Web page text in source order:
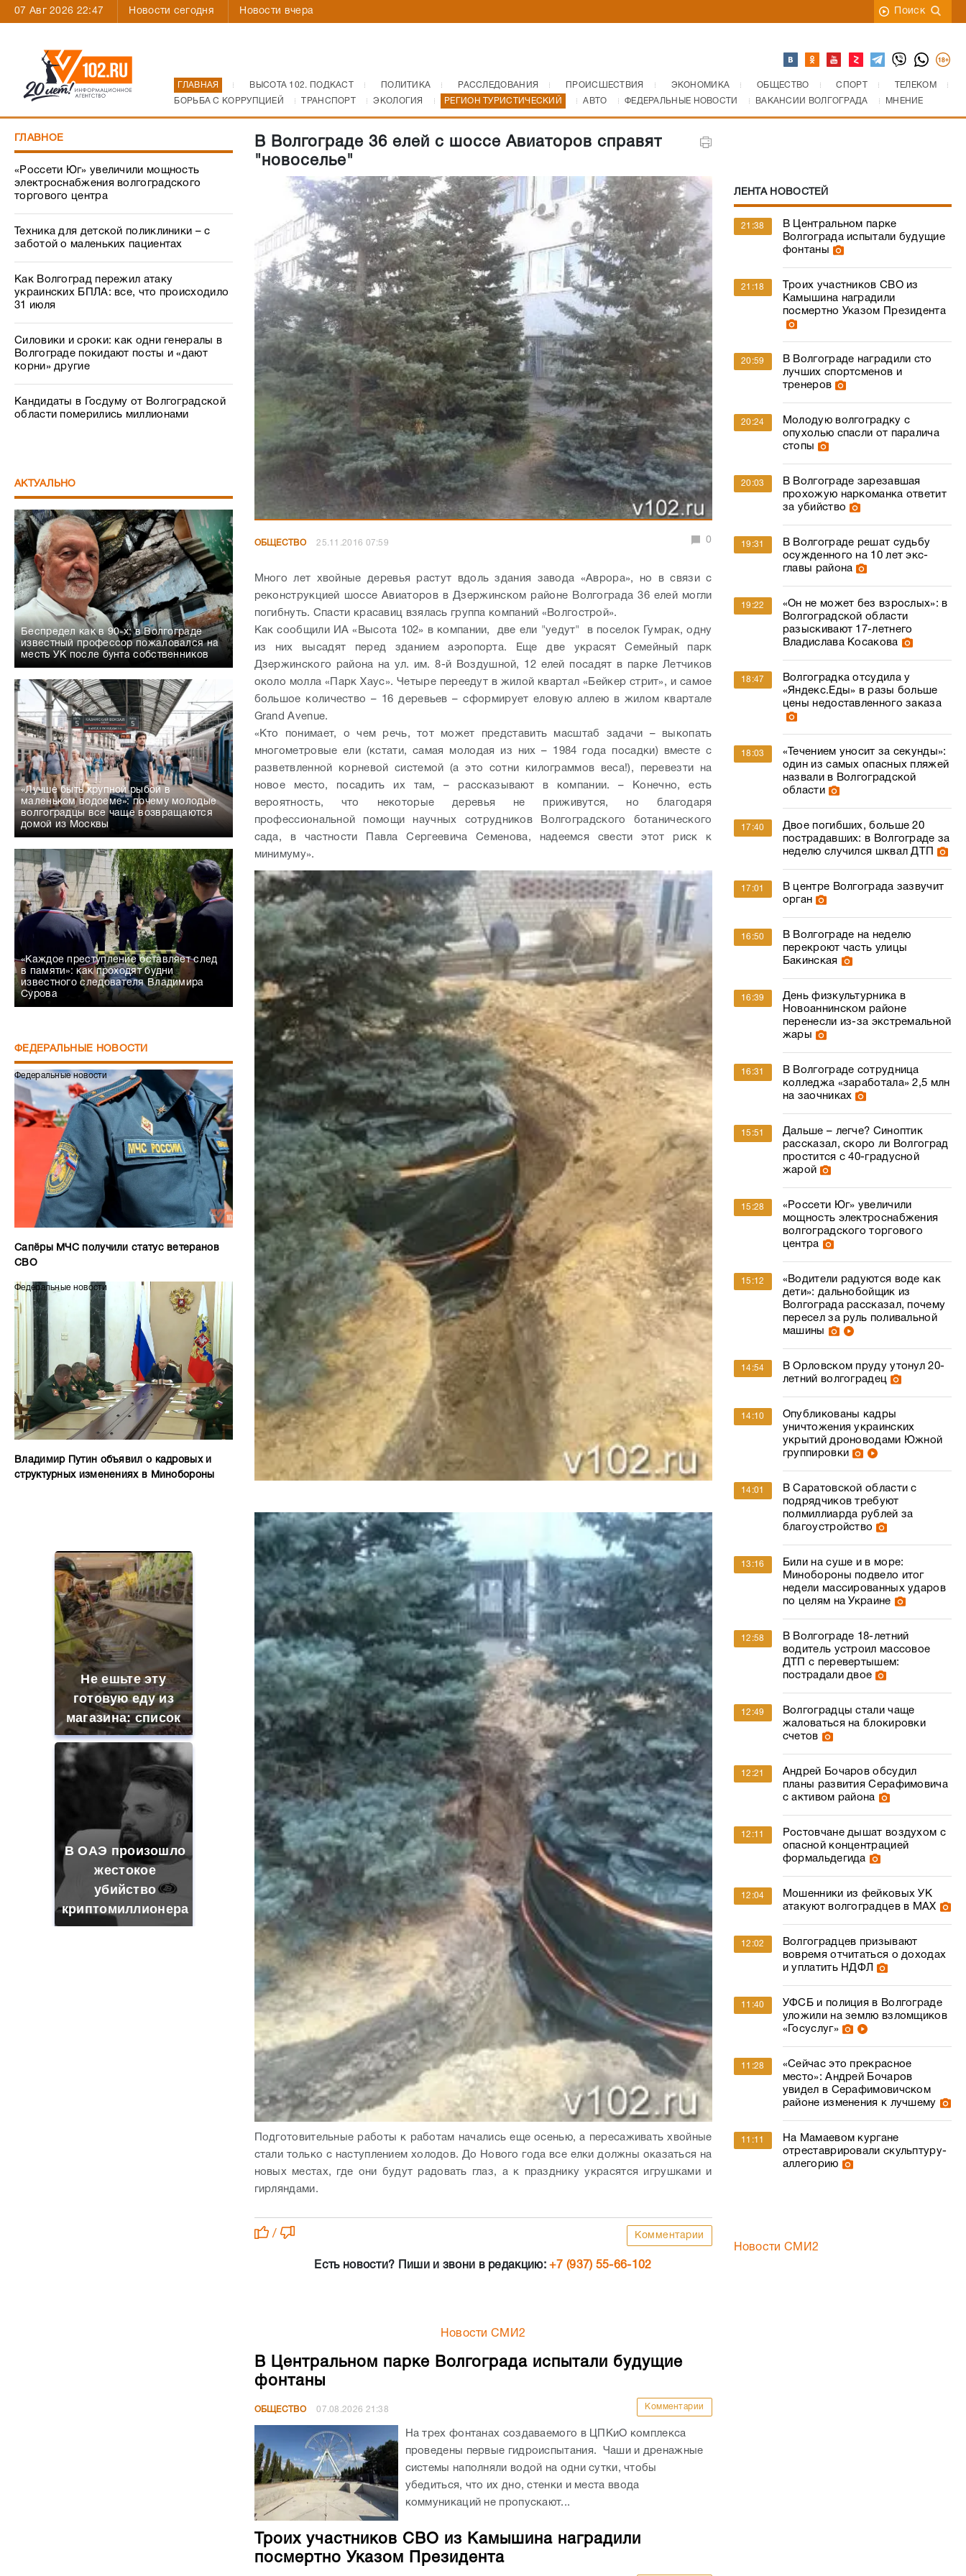
07 Авг 2026 22:47 Новости сегодня Новости вчера Поиск
ГЛАВНАЯ ВЫСОТА 102. ПОДКАСТ ПОЛИТИКА РАССЛЕДОВАНИЯ ПРОИСШЕСТВИЯ ЭКОНОМИКА ОБЩЕСТВО СПОРТ
ТЕЛЕКОМ
БОРЬБА С КОРРУПЦИЕЙ
ТРАНСПОРТ ЭКОЛОГИЯ РЕГИОН ТУРИСТИЧЕСКИЙ АВТО ФЕДЕРАЛЬНЫЕ НОВОСТИ ВАКАНСИИ ВОЛГОГРАДА МНЕНИЕ
ГЛАВНОЕ
«Россети Юг» увеличили мощность
электроснабжения волгоградского
торгового центра
Техника для детской поликлиники – с
заботой о маленьких пациентах
Как Волгоград пережил атаку
украинских БПЛА: все, что происходило
31 июля
Силовики и сроки: как одни генералы в
Волгограде покидают посты и «дают
корни» другие
Кандидаты в Госдуму от Волгоградской
области померились миллионами
АКТУАЛЬНО
Беспредел как в 90-х: в Волгограде
известный профессор пожаловался на
месть УК после бунта собственников
«Лучше быть крупной рыбой в
маленьком водоеме»: почему молодые
волгоградцы все чаще возвращаются
домой из Москвы
«Каждое преступление оставляет след
в памяти»: как проходят будни
известного следователя Владимира
Сурова
ФЕДЕРАЛЬНЫЕ НОВОСТИ
Федеральные новости
Сапёры МЧС получили статус ветеранов
СВО
Федеральные новости
Владимир Путин объявил о кадровых и
структурных изменениях в Минобороны
Не ешьте эту
готовую еду из
магазина: список
В ОАЭ произошло
жестокое
убийство
криптомиллионера
В Волгограде 36 елей с шоссе Авиаторов справят
"новоселье"
ОБЩЕСТВО 25.11.2016 07:59 0
Много лет хвойные деревья растут вдоль здания завода «Аврора», но в связи с
реконструкцией шоссе Авиаторов в Дзержинском районе Волгограда 36 елей могли
погибнуть. Спасти красавиц взялась группа компаний «Волгострой».
Как сообщили ИА «Высота 102» в компании, две ели "уедут" в поселок Гумрак, одну
из них высадят перед зданием аэропорта. Еще две украсят Семейный парк
Дзержинского района на ул. им. 8-й Воздушной, 12 елей посадят в парке Летчиков
около молла «Парк Хаус». Четыре переедут в жилой квартал «Бейкер стрит», и самое
большое количество – 16 деревьев – сформирует еловую аллею в жилом квартале
Grand Avenue.
«Кто понимает, о чем речь, тот может представить масштаб задачи – выкопать
многометровые ели (кстати, самая молодая из них – 1984 года посадки) вместе с
разветвленной корневой системой (а это сотни килограммов веса!), перевезти на
новое место, посадить их там, – рассказывают в компании. – Конечно, есть
вероятность, что некоторые деревья не приживутся, но благодаря
профессиональной помощи научных сотрудников Волгоградского ботанического
сада, в частности Павла Сергеевича Семенова, надеемся свести этот риск к
минимуму».
Подготовительные работы к работам начались еще осенью, а пересаживать хвойные
стали только с наступлением холодов. До Нового года все елки должны оказаться на
новых местах, где они будут радовать глаз, а к празднику украсятся игрушками и
гирляндами.
/ Комментарии
Есть новости? Пиши и звони в редакцию:+7 (937) 55-66-102
Новости СМИ2
В Центральном парке Волгограда испытали будущие
фонтаны
ОБЩЕСТВО 07.08.2026 21:38 Комментарии
На трех фонтанах создаваемого в ЦПКиО комплекса
проведены первые гидроиспытания. Чаши и дренажные
системы наполняли водой на одни сутки, чтобы
убедиться, что их дно, стенки и места ввода
коммуникаций не пропускают...
Троих участников СВО из Камышина наградили
посмертно Указом Президента
ЛЕНТА НОВОСТЕЙ
21:38
В Центральном парке
Волгограда испытали будущие
фонтаны
21:18
Троих участников СВО из
Камышина наградили
посмертно Указом Президента
20:59
В Волгограде наградили сто
лучших спортсменов и
тренеров
20:24
Молодую волгоградку с
опухолью спасли от паралича
стопы
20:03
В Волгограде зарезавшая
прохожую наркоманка ответит
за убийство
19:31
В Волгограде решат судьбу
осужденного на 10 лет экс-
главы района
19:22
«Он не может без взрослых»: в
Волгоградской области
разыскивают 17-летнего
Владислава Косакова
18:47
Волгоградка отсудила у
«Яндекс.Еды» в разы больше
цены недоставленного заказа
18:03
«Течением уносит за секунды»:
один из самых опасных пляжей
назвали в Волгоградской
области
17:40
Двое погибших, больше 20
пострадавших: в Волгограде за
неделю случился шквал ДТП
17:01
В центре Волгограда зазвучит
орган
16:50
В Волгограде на неделю
перекроют часть улицы
Бакинская
16:39
День физкультурника в
Новоаннинском районе
перенесли из-за экстремальной
жары
16:31
В Волгограде сотрудница
колледжа «заработала» 2,5 млн
на заочниках
15:51
Дальше – легче? Синоптик
рассказал, скоро ли Волгоград
простится с 40-градусной
жарой
15:28
«Россети Юг» увеличили
мощность электроснабжения
волгоградского торгового
центра
15:12
«Водители радуются воде как
дети»: дальнобойщик из
Волгограда рассказал, почему
пересел за руль поливальной
машины
14:54
В Орловском пруду утонул 20-
летний волгоградец
14:10
Опубликованы кадры
уничтожения украинских
укрытий дроноводами Южной
группировки
14:01
В Саратовской области с
подрядчиков требуют
полмиллиарда рублей за
благоустройство
13:16
Били на суше и в море:
Минобороны подвело итог
недели массированных ударов
по целям на Украине
12:58
В Волгограде 18-летний
водитель устроил массовое
ДТП с перевертышем:
пострадали двое
12:49
Волгоградцы стали чаще
жаловаться на блокировки
счетов
12:21
Андрей Бочаров обсудил
планы развития Серафимовича
с активом района
12:11
Ростовчане дышат воздухом с
опасной концентрацией
формальдегида
12:04
Мошенники из фейковых УК
атакуют волгоградцев в МАХ
12:02
Волгоградцев призывают
вовремя отчитаться о доходах
и уплатить НДФЛ
11:40
УФСБ и полиция в Волгограде
уложили на землю взломщиков
«Госуслуг»
11:28
«Сейчас это прекрасное
место»: Андрей Бочаров
увидел в Серафимовичском
районе изменения к лучшему
11:11
На Мамаевом кургане
отреставрировали скульптуру-
аллегорию
Новости СМИ2